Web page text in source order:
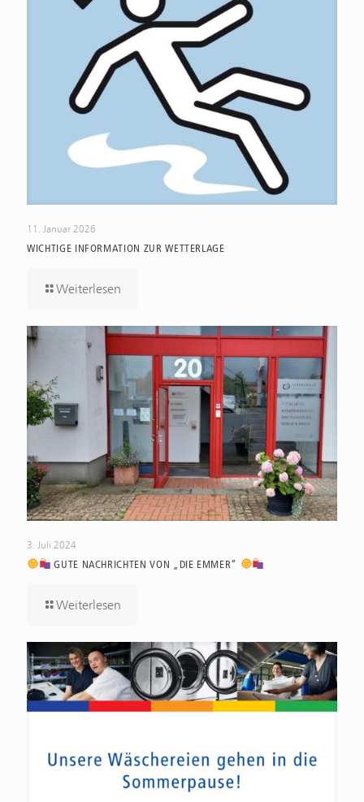
11. Januar 2026
WICHTIGE INFORMATION ZUR WETTERLAGE
Weiterlesen
3. Juli 2024
GUTE NACHRICHTEN VON „DIE EMMER“
Weiterlesen